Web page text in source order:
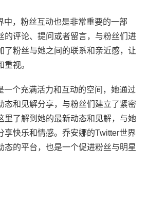
中，粉丝互动也是非常重要的一部
的评论、提问或者留言，与粉丝们进
了粉丝与她之间的联系和亲近感，让
视。
一个充满活力和互动的空间，她通过
态和见解分享，与粉丝们建立了紧密
里了解到她的最新动态和见解，与她
享快乐和情感。乔安娜的Twitter世界
态的平台，也是一个促进粉丝与明星